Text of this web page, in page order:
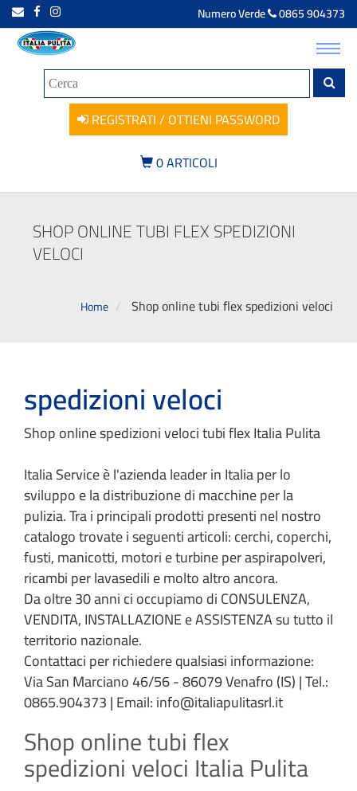
Numero Verde 0865 904373
REGISTRATI / OTTIENI PASSWORD
0ARTICOLI
SHOP ONLINE TUBI FLEX SPEDIZIONI
VELOCI
Home Shop online tubi flex spedizioni veloci
spedizioni veloci
Shop online spedizioni veloci tubi flex Italia Pulita
Italia Service è l'azienda leader in Italia per lo
sviluppo e la distribuzione di macchine per la
pulizia. Tra i principali prodotti presenti nel nostro
catalogo trovate i seguenti articoli: cerchi, coperchi,
fusti, manicotti, motori e turbine per aspirapolveri,
ricambi per lavasedili e molto altro ancora.
Da oltre 30 anni ci occupiamo di CONSULENZA,
VENDITA, INSTALLAZIONE e ASSISTENZA su tutto il
territorio nazionale.
Contattaci per richiedere qualsiasi informazione:
Via San Marciano 46/56 - 86079 Venafro (IS) | Tel.:
0865.904373 | Email: info@italiapulitasrl.it
Shop online tubi flex
spedizioni veloci Italia Pulita